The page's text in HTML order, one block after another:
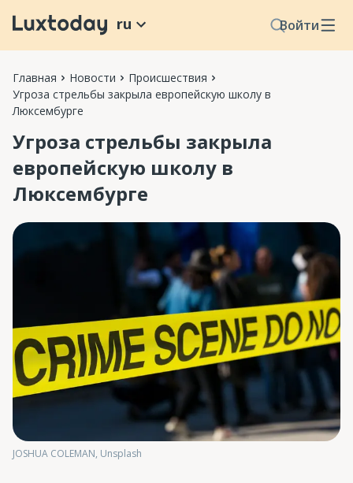
Войти
ru
Главная Новости
Происшествия
Угроза стрельбы закрыла европейскую школу в
Люксембурге
Угроза стрельбы закрыла
европейскую школу в
Люксембурге
JOSHUA COLEMAN, Unsplash